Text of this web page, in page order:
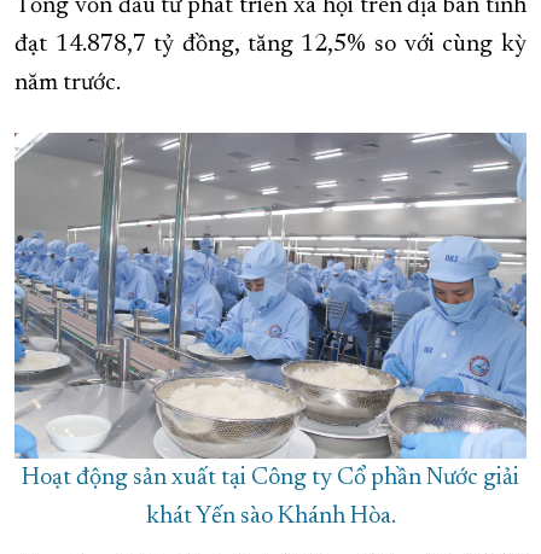
Tổng vốn đầu tư phát triển xã hội trên địa bàn tỉnh
đạt 14.878,7 tỷ đồng, tăng 12,5% so với cùng kỳ
năm trước.
Hoạt động sản xuất tại Công ty Cổ phần Nước giải
khát Yến sào Khánh Hòa.